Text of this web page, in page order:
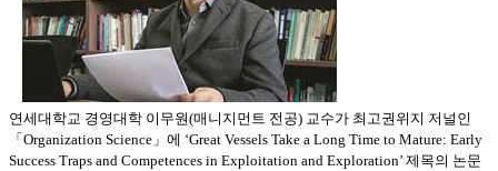
연세대학교 경영대학 이무원(매니지먼트 전공) 교수가 최고권위지 저널인
「 Organization Science 」에 ‘Great Vessels Take a Long Time to Mature: Early
Success Traps and Competences in Exploitation and Exploration’ 제목의 논문